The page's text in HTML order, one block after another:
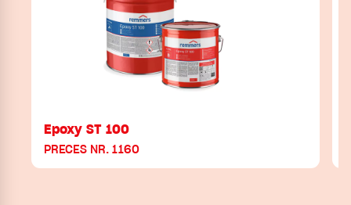
Epoxy ST 100
PRECES NR. 1160